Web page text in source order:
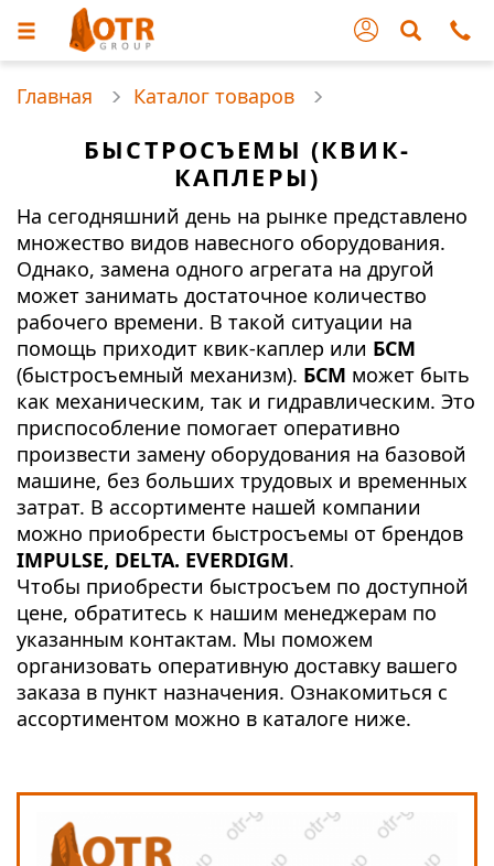
Главная Каталог товаров
БЫСТРОСЪЕМЫ (КВИК-
КАПЛЕРЫ)
На сегодняшний день на рынке представлено
множество видов навесного оборудования.
Однако, замена одного агрегата на другой
может занимать достаточное количество
рабочего времени. В такой ситуации на
помощь приходит квик-каплер или БСМ
(быстросъемный механизм). БСМ может быть
как механическим, так и гидравлическим. Это
приспособление помогает оперативно
произвести замену оборудования на базовой
машине, без больших трудовых и временных
затрат. В ассортименте нашей компании
можно приобрести быстросъемы от брендов
IMPULSE, DELTA. EVERDIGM.
Чтобы приобрести быстросъем по доступной
цене, обратитесь к нашим менеджерам по
указанным контактам. Мы поможем
организовать оперативную доставку вашего
заказа в пункт назначения. Ознакомиться с
ассортиментом можно в каталоге ниже.